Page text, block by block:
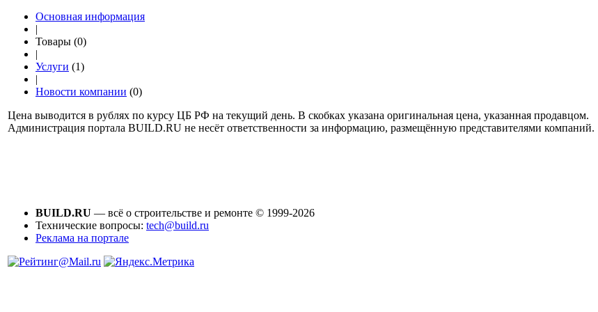
Основная информация
|
Товары (0)
|
Услуги (1)
|
Новости компании (0)
Цена выводится в рублях по курсу ЦБ РФ на текущий день. В скобках указана оригинальная цена, указанная продавцом.
Администрация портала BUILD.RU не несёт ответственности за информацию, размещённую представителями компаний.
BUILD.RU — всё о строительстве и ремонте © 1999-2026
Технические вопросы: tech@build.ru
Реклама на портале